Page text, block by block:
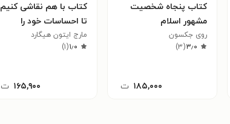
کتاب پنجاه شخصیت
مشهور اسلام
روی جکسون
۳٫۰(۳)
۱۸۵,۰۰۰ ت
کتاب با هم نقاشی کنیم
تا احساسات خود را
بشناسیم
مارج ایتون هیگارد
۱٫۰(۱)
۱۶۵,۹۰۰ ت